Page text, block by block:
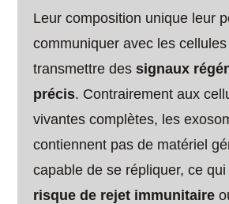
Leur composition unique leur
communiquer avec les
transmettre dessignaux
précis. Contrairement aux
vivantes complètes, les
contiennent pas de matériel
capable de se répliquer, ce
risque de rejet immunitaire